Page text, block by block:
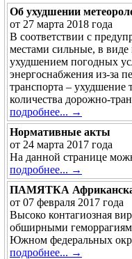
Об ухудшении
от 27 марта 2018 года
В соответствии с
местами сильные, в
ухудшением погодных
энергоснабжения из-за
транспорта – ухудшение
количества дорожно-
подробнее... →
Нормативные акты
от 24 марта 2017 года
На данной странице
подробнее... →
ПАМЯТКА
от 07 февраля 2017 года
Высоко контагиозная
обширными
Южном федеральных
подробнее... →